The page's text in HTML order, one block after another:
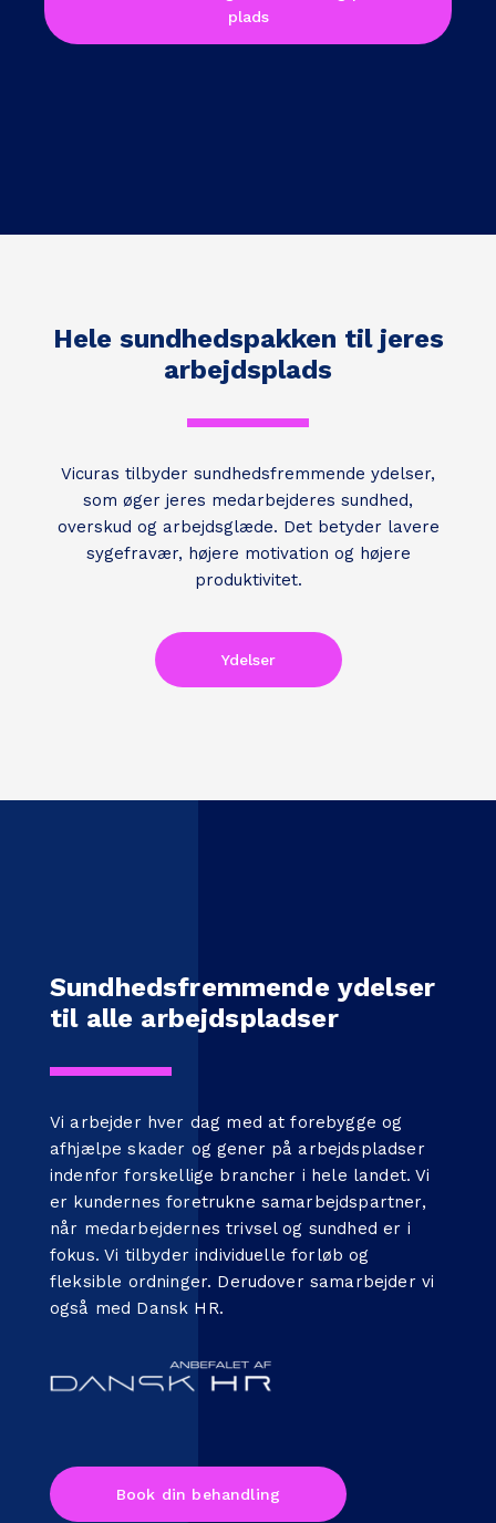
plads
Hele sundhedspakken til jeres
arbejdsplads
Vicuras tilbyder sundhedsfremmende ydelser,
som øger jeres medarbejderes sundhed,
overskud og arbejdsglæde. Det betyder lavere
sygefravær, højere motivation og højere
produktivitet.
Ydelser
Sundhedsfremmende ydelser
til alle arbejdspladser
Vi arbejder hver dag med at forebygge og
afhjælpe skader og gener på arbejdspladser
indenfor forskellige brancher i hele landet. Vi
er kundernes foretrukne samarbejdspartner,
når medarbejdernes trivsel og sundhed er i
fokus. Vi tilbyder individuelle forløb og
fleksible ordninger. Derudover samarbejder vi
også med Dansk HR.
Book din behandling